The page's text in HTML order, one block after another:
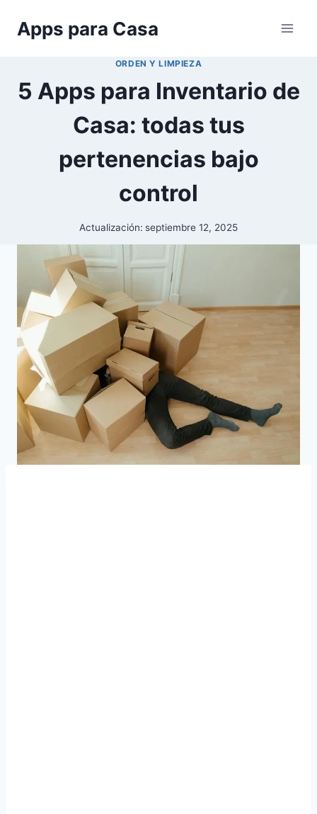
Apps para Casa
ORDEN Y LIMPIEZA
5 Apps para Inventario de
Casa: todas tus
pertenencias bajo
control
Actualización: septiembre 12, 2025